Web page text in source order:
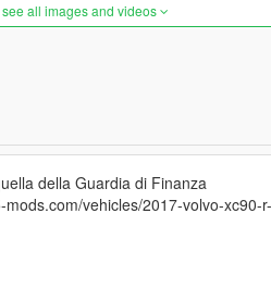
all images and videos
della Guardia di Finanza
mods.com/vehicles/2017-volvo-xc90-